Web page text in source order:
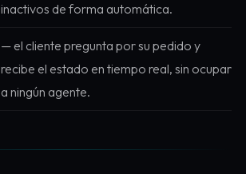
inactivos de forma automática.
— el cliente pregunta por su pedido y
recibe el estado en tiempo real, sin ocupar
a ningún agente.